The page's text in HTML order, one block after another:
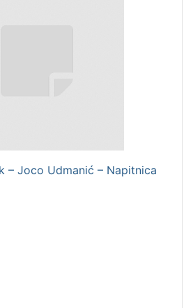
– Joco Udmanić – Napitnica